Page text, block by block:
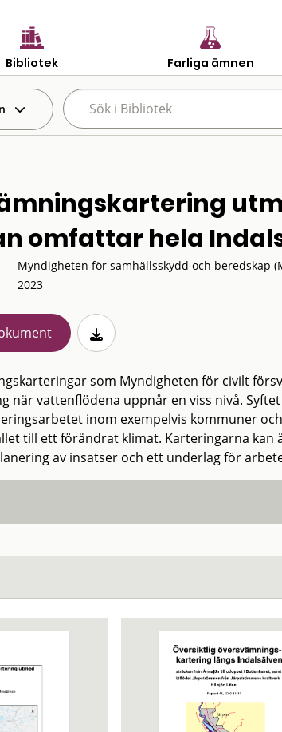
Bibliotek Farliga ämnen
omfattar hela
Myndigheten för samhällsskydd och beredskap
2023
som Myndigheten för civilt
när vattenflödena uppnår en viss nivå.
inom exempelvis kommuner
till ett förändrat klimat. Karteringarna kan
av insatser och ett underlag för